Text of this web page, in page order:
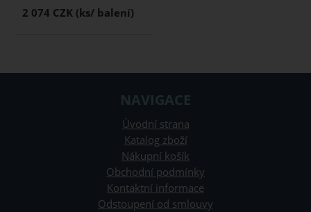
2 074 CZK
NAVIGACE
Úvodní strana
Katalog zboží
Nákupní košík
Obchodní podmínky
Kontaktní informace
Odstoupení od smlouvy